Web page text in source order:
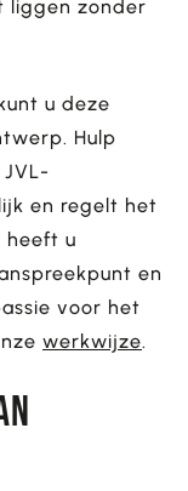
liggen zonder
u deze
Hulp
en regelt het
heeft u
en
voor het
werkwijze.